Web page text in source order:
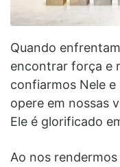
Quando
encontrar força e
confiarmos Nele
opere em nossas
Ele é glorificado
Ao nos